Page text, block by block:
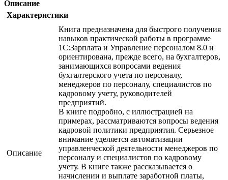
Описание
Характеристики
Описание
Книга предназначена для быстрого получения
навыков практической работы в программе
1С:Зарплата и Управление персоналом 8.0 и
ориентирована, прежде всего, на бухгалтеров,
занимающихся вопросами ведения
бухгалтерского учета по персоналу,
менеджеров по персоналу, специалистов по
кадровому учету, руководителей
предприятий.
В книге подробно, с иллюстрацией на
примерах, рассматриваются вопросы ведения
кадровой политики предприятия. Серьезное
внимание уделяется автоматизации
управленческой деятельности менеджеров по
персоналу и специалистов по кадровому
учету. В книге также рассказывается о
начислении и выплате заработной платы,